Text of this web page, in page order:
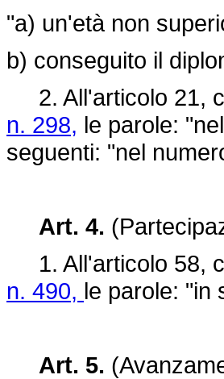
"a) un'età non
b) conseguito il
2. All'articolo 21,
n. 298, le parole:
seguenti: "nel
Art. 4.
1. All'articolo 58,
n. 490, le parole: "in
Art. 5.